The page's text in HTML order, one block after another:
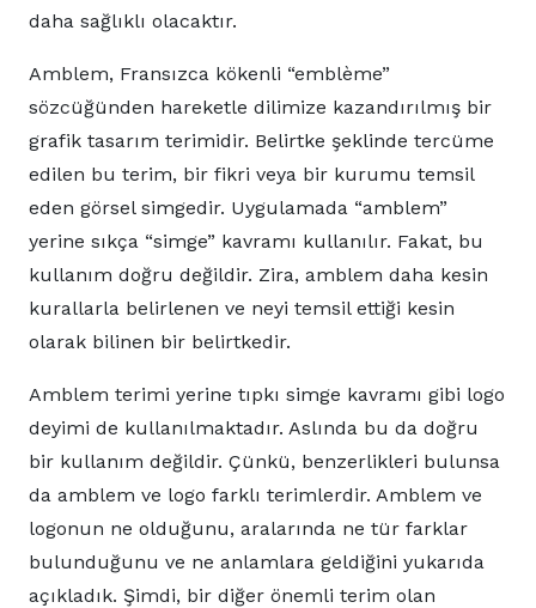
daha sağlıklı olacaktır.
Amblem, Fransızca kökenli “emblème”
sözcüğünden hareketle dilimize kazandırılmış bir
grafik tasarım terimidir. Belirtke şeklinde tercüme
edilen bu terim, bir fikri veya bir kurumu temsil
eden görsel simgedir. Uygulamada “amblem”
yerine sıkça “simge” kavramı kullanılır. Fakat, bu
kullanım doğru değildir. Zira, amblem daha kesin
kurallarla belirlenen ve neyi temsil ettiği kesin
olarak bilinen bir belirtkedir.
Amblem terimi yerine tıpkı simge kavramı gibi logo
deyimi de kullanılmaktadır. Aslında bu da doğru
bir kullanım değildir. Çünkü, benzerlikleri bulunsa
da amblem ve logo farklı terimlerdir. Amblem ve
logonun ne olduğunu, aralarında ne tür farklar
bulunduğunu ve ne anlamlara geldiğini yukarıda
açıkladık. Şimdi, bir diğer önemli terim olan